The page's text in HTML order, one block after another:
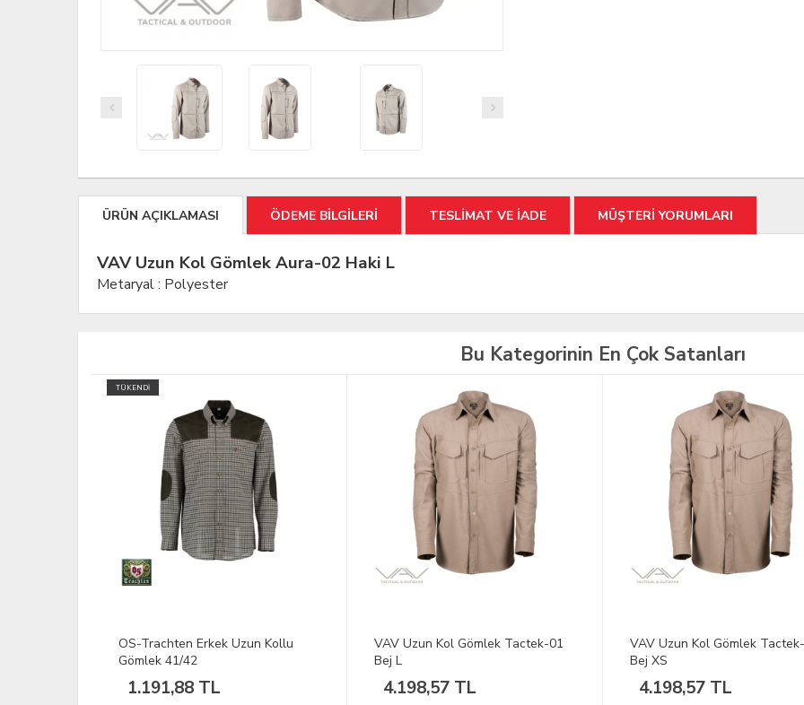
ÜRÜN AÇIKLAMASI ÖDEME BİLGİLERİ TESLİMAT VE İADE MÜŞTERİ YORUMLARI
VAV Uzun Kol Gömlek Aura-02 Haki L
Metaryal : Polyester
Bu Kategorinin En Çok Satanları
VAV Uzun Kol Gömlek Tactek-01
Bej L
4.198,57 TL
VAV Uzun Kol Gömlek Tactek-01
Bej XS
4.198,57 TL
VAV Uzun Kol Gömlek
Haki XS
3.078,61 TL